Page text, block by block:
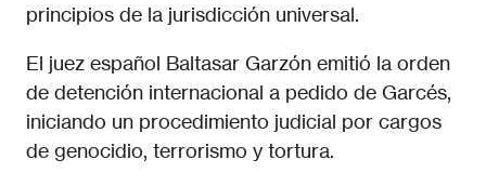
principios de la jurisdicción universal.
El juez español Baltasar Garzón emitió la orden
de detención internacional a pedido de Garcés,
iniciando un procedimiento judicial por cargos
de genocidio, terrorismo y tortura.